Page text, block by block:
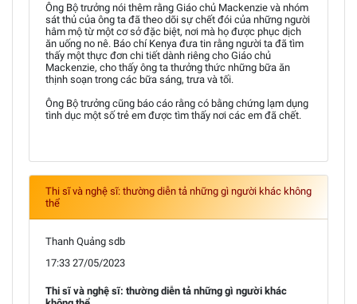
Ông Bộ trưởng nói thêm rằng Giáo chủ Mackenzie và nhóm
sát thủ của ông ta đã theo dõi sự chết đói của những người
hâm mộ từ một cơ sở đặc biệt, nơi mà họ được phục dịch
ăn uống no nê. Báo chí Kenya đưa tin rằng người ta đã tìm
thấy một thực đơn chi tiết dành riêng cho Giáo chủ
Mackenzie, cho thấy ông ta thưởng thức những bữa ăn
thịnh soạn trong các bữa sáng, trưa và tối.
Ông Bộ trưởng cũng báo cáo rằng có bằng chứng lạm dụng
tình dục một số trẻ em được tìm thấy nơi các em đã chết.
Thi sĩ và nghệ sĩ: thường diễn tả những gì người khác không
thể
Thanh Quảng sdb
17:33 27/05/2023
Thi sĩ và nghệ sĩ: thường diễn tả những gì người khác